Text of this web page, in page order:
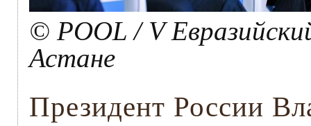
© POOL / V
Астане
Президент России